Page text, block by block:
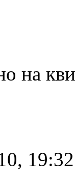
на
19:32